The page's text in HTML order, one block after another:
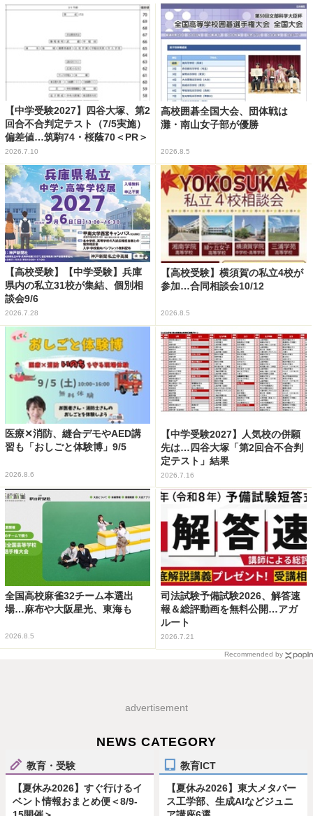
【中学受験2027】四谷大塚、第2
回合不合判定テスト（7/5実施）
偏差値…筑駒74・桜蔭70＜PR＞
2026.7.10
高校囲碁全国大会、団体戦は
灘・南山女子部が優勝
2026.8.5
【高校受験】【中学受験】兵庫
県内の私立31校が集結、個別相
談会9/6
2026.7.28
【高校受験】横須賀の私立4校が
参加…合同相談会10/12
2026.8.5
医療✕消防、縫合デモやAED講
習も「おしごと体験博」9/5
2026.8.6
【中学受験2027】人気校の併願
先は…四谷大塚「第2回合不合判
定テスト」結果
2026.7.16
全国高校麻雀32チーム本選出
場…麻布や大阪星光、東海も
2026.8.5
司法試験予備試験2026、解答速
報＆総評動画を無料公開…アガ
ルート
2026.7.21
Recommended by
advertisement
NEWS CATEGORY
教育・受験
【夏休み2026】すぐ行けるイ
ベント情報おまとめ便＜8/9-
教育ICT
【夏休み2026】東大メタバー
ス工学部、生成AIなどジュニ